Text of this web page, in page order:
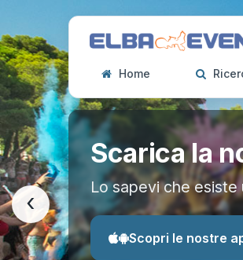
Home
Scarica la
Lo sapevi che esiste
Scopri le nostre
‹